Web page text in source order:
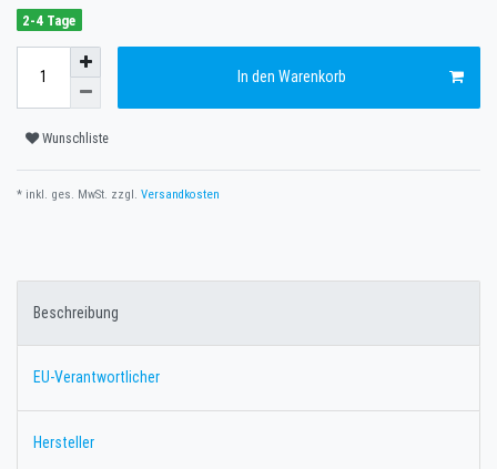
2-4 Tage
In den Warenkorb
Wunschliste
* inkl. ges. MwSt. zzgl. Versandkosten
Beschreibung
EU-Verantwortlicher
Hersteller